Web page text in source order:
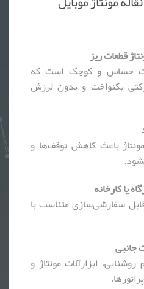
قطعات ریز
حساس و کوچک است که
یکنواخت و بدون لرزش
مونتاژ باعث کاهش توقف‌ها و
یا کارخانه
سفارشی‌سازی متناسب با
جانبی
ابزارآلات مونتاژ و